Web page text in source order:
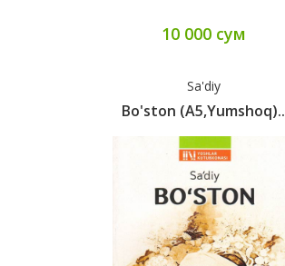
10 000 сум
Sa'diy
Bo'ston (A5,yumshoq)..